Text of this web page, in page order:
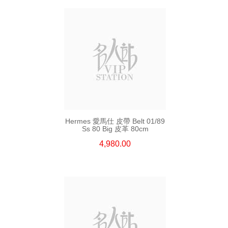
Hermes 愛馬仕 皮帶 Belt 01/89
Ss 80 Big 皮革 80cm
4,980.00